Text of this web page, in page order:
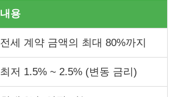
내용
전세 계약 금액의 최대 80%까지
최저 1.5% ~ 2.5% (변동 금리)